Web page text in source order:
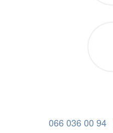
066 036 00 94